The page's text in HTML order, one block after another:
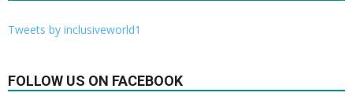
Tweets by inclusiveworld1
FOLLOW US ON FACEBOOK